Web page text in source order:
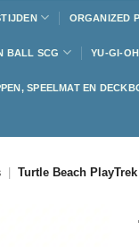
ORGANIZED
BALL SCG YU-GI-
SPEELMAT EN
Turtle Beach